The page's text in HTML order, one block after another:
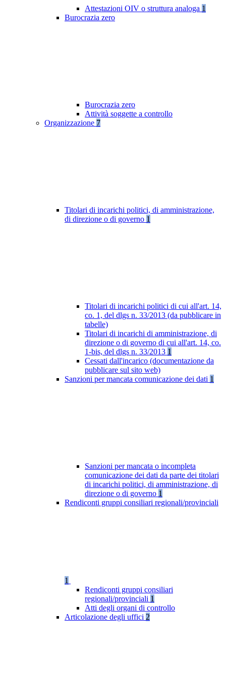
Attestazioni OIV o struttura analoga 1
Burocrazia zero
Burocrazia zero
Attività soggette a controllo
Organizzazione 7
Titolari di incarichi politici, di amministrazione,
di direzione o di governo 1
Titolari di incarichi politici di cui all'art. 14,
co. 1, del dlgs n. 33/2013 (da pubblicare in
tabelle)
Titolari di incarichi di amministrazione, di
direzione o di governo di cui all'art. 14, co.
1-bis, del dlgs n. 33/2013 1
Cessati dall'incarico (documentazione da
pubblicare sul sito web)
Sanzioni per mancata comunicazione dei dati 1
Sanzioni per mancata o incompleta
comunicazione dei dati da parte dei titolari
di incarichi politici, di amministrazione, di
direzione o di governo 1
Rendiconti gruppi consiliari regionali/provinciali
1
Rendiconti gruppi consiliari
regionali/provinciali 1
Atti degli organi di controllo
Articolazione degli uffici 2